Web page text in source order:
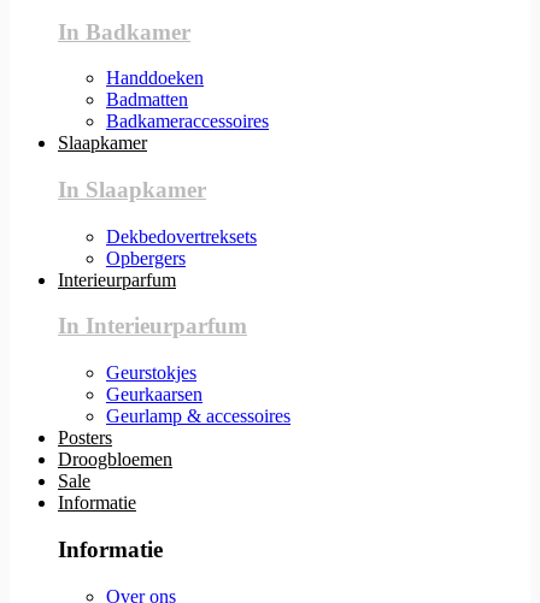
In Badkamer
Handdoeken
Badmatten
Badkameraccessoires
Slaapkamer
In Slaapkamer
Dekbedovertreksets
Opbergers
Interieurparfum
In Interieurparfum
Geurstokjes
Geurkaarsen
Geurlamp & accessoires
Posters
Droogbloemen
Sale
Informatie
Informatie
Over ons